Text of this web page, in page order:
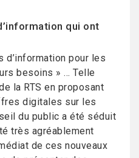
qui ont
d’information pour les
besoins » … Telle
la RTS en proposant
digitales sur les
du public a été séduit
très agréablement
de ces nouveaux